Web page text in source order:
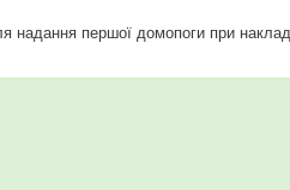
надання першої домопоги при